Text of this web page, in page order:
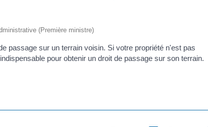
(Première ministre)
passage sur un terrain voisin. Si votre propriété n'est pas
pour obtenir un droit de passage sur son terrain.